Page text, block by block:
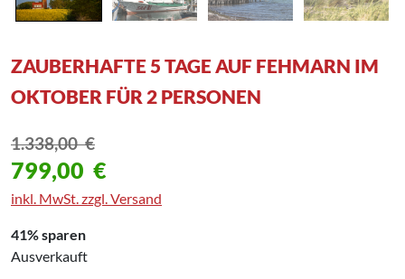
ZAUBERHAFTE 5 TAGE AUF FEHMARN IM
OKTOBER FÜR 2 PERSONEN
1.338,00€
799,00 €
inkl. MwSt. zzgl. Versand
41% sparen
Ausverkauft